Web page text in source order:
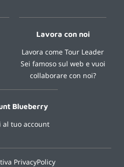
Lavora con noi
Lavora come Tour Leader
Sei famoso sul web e vuoi
collaborare con noi?
Blueberry
al tuo account
PrivacyPolicy